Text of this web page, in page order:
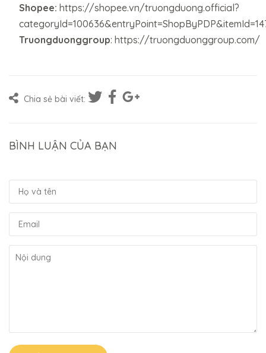
Shopee: https://shopee.vn/truongduong.official?
Truongduonggroup: https://truongduonggroup.com/
Chia sẻ bài viết:
BÌNH LUẬN CỦA BẠN